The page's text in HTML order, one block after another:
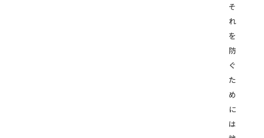
そ
れ
を
防
ぐ
た
め
に
は